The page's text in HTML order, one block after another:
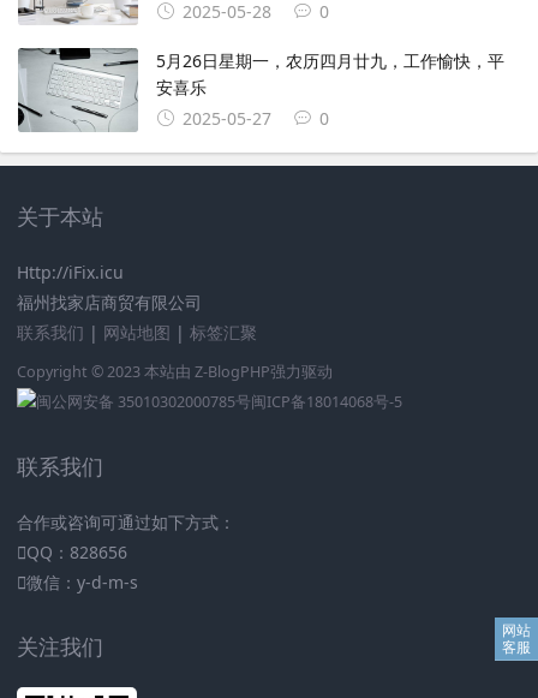
2025-05-28
0
5月26日星期一，农历四月廿九，工作愉快，平
安喜乐
2025-05-27
0
关于本站
Http://iFix.icu
福州找家店商贸有限公司
联系我们 | 网站地图 | 标签汇聚
Copyright © 2023 本站由 Z-BlogPHP强力驱动
闽公网安备 35010302000785号闽ICP备18014068号-5
联系我们
合作或咨询可通过如下方式：
QQ：828656
微信：y-d-m-s
关注我们